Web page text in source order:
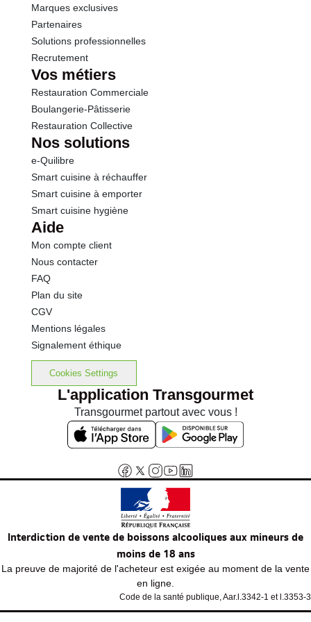
Marques exclusives
Partenaires
Solutions professionnelles
Recrutement
Vos métiers
Restauration Commerciale
Boulangerie-Pâtisserie
Restauration Collective
Nos solutions
e-Quilibre
Smart cuisine à réchauffer
Smart cuisine à emporter
Smart cuisine hygiène
Aide
Mon compte client
Nous contacter
FAQ
Plan du site
CGV
Mentions légales
Signalement éthique
Cookies Settings
L'application Transgourmet
Transgourmet partout avec vous !
Interdiction de vente de boissons alcooliques aux mineurs de
moins de 18 ans
La preuve de majorité de l'acheteur est exigée au moment de la vente
en ligne.
Code de la santé publique, Aar.l.3342-1 et l.3353-3